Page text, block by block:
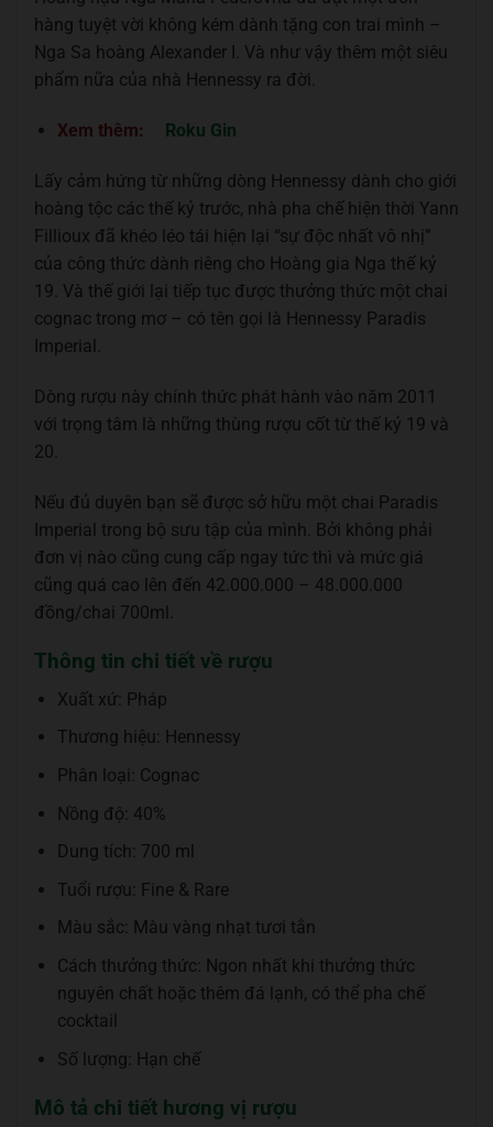
hàng tuyệt vời không kém dành tặng con trai mình –
Nga Sa hoàng Alexander I. Và như vậy thêm một siêu
phẩm nữa của nhà Hennessy ra đời.
Xem thêm: Roku Gin
Lấy cảm hứng từ những dòng Hennessy dành cho giới
hoàng tộc các thế kỷ trước, nhà pha chế hiện thời Yann
Fillioux đã khéo léo tái hiện lại “sự độc nhất vô nhị”
của công thức dành riêng cho Hoàng gia Nga thế kỷ
19. Và thế giới lại tiếp tục được thưởng thức một chai
cognac trong mơ – có tên gọi là Hennessy Paradis
Imperial.
Dòng rượu này chính thức phát hành vào năm 2011
với trọng tâm là những thùng rượu cốt từ thế kỷ 19 và
20.
Nếu đủ duyên bạn sẽ được sở hữu một chai Paradis
Imperial trong bộ sưu tập của mình. Bởi không phải
đơn vị nào cũng cung cấp ngay tức thì và mức giá
cũng quá cao lên đến 42.000.000 – 48.000.000
đồng/chai 700ml.
Thông tin chi tiết về rượu
Xuất xứ: Pháp
Thương hiệu: Hennessy
Phân loại: Cognac
Nồng độ: 40%
Dung tích: 700 ml
Tuổi rượu: Fine & Rare
Màu sắc: Màu vàng nhạt tươi tắn
Cách thưởng thức: Ngon nhất khi thưởng thức
nguyên chất hoặc thêm đá lạnh, có thể pha chế
cocktail
Số lượng: Hạn chế
Mô tả chi tiết hương vị rượu